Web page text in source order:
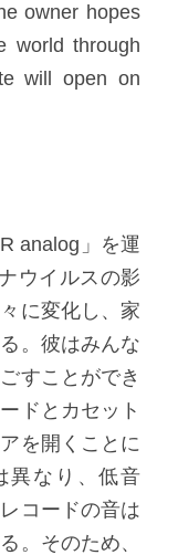
owner hopes
world through
will open on
analog」を運
ウイルスの影
に変化し、家
。彼はみんな
すことができ
ドとカセット
を開くことに
異なり、低音
コードの音は
。そのため、